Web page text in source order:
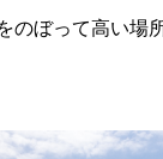
のぼって高い場